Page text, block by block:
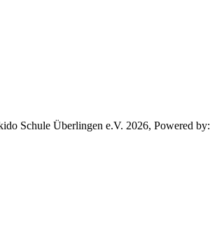
Schule Überlingen e.V. 2026, Powered by: